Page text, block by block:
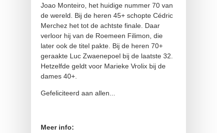
Joao Monteiro, het huidige nummer 70 van
de wereld. Bij de heren 45+ schopte Cédric
Merchez het tot de achtste finale. Daar
verloor hij van de Roemeen Filimon, die
later ook de titel pakte. Bij de heren 70+
geraakte Luc Zwaenepoel bij de laatste 32.
Hetzelfde geldt voor Marieke Vrolix bij de
dames 40+.
Gefeliciteerd aan allen...
Meer info: